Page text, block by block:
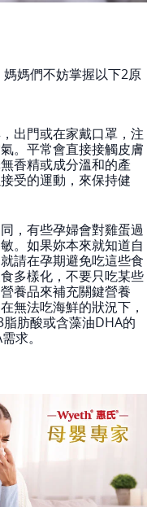
媽們不妨掌握以下2原
出門或在家戴口罩，注
。平常會直接接觸皮膚
香精或成分溫和的產
受的運動，來保持健
，有些孕婦會對雞蛋過
。如果妳本來就知道自
請在孕期避免吃這些食
多樣化，不要只吃某些
養品來補充關鍵營養
無法吃海鮮的狀況下，
肪酸或含藻油DHA的
求。